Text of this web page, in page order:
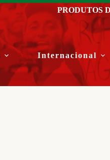
PRODUTOS
Internacional